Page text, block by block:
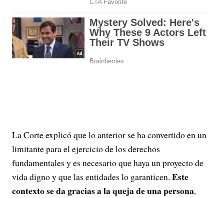
La Corte explicó que lo anterior se ha convertido en un
limitante para el ejercicio de los derechos
fundamentales y es necesario que haya un proyecto de
vida digno y que las entidades lo garanticen. Este
contexto se da gracias a la queja de una persona,